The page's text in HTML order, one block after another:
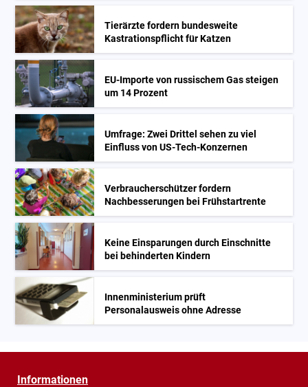
Tierärzte fordern bundesweite
Kastrationspflicht für Katzen
EU-Importe von russischem Gas steigen
um 14 Prozent
Umfrage: Zwei Drittel sehen zu viel
Einfluss von US-Tech-Konzernen
Verbraucherschützer fordern
Nachbesserungen bei Frühstartrente
Keine Einsparungen durch Einschnitte
bei behinderten Kindern
Innenministerium prüft
Personalausweis ohne Adresse
Informationen